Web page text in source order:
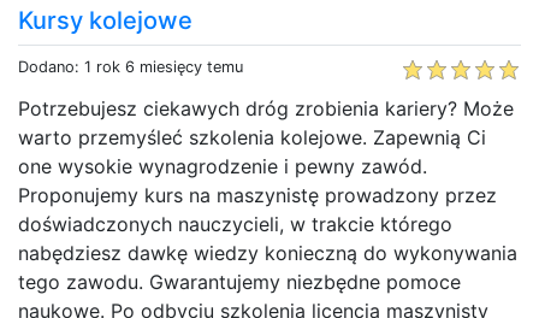
Kursy kolejowe
Dodano: 1 rok 6 miesięcy temu
Potrzebujesz ciekawych dróg zrobienia kariery? Może
warto przemyśleć szkolenia kolejowe. Zapewnią Ci
one wysokie wynagrodzenie i pewny zawód.
Proponujemy kurs na maszynistę prowadzony przez
doświadczonych nauczycieli, w trakcie którego
nabędziesz dawkę wiedzy konieczną do wykonywania
tego zawodu. Gwarantujemy niezbędne pomoce
naukowe. Po odbyciu szkolenia licencja maszynisty